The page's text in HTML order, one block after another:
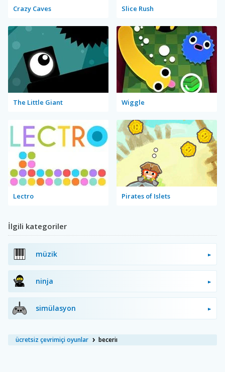
ücretsiz çevrimiçi oyunlar beceriı
Crazy Caves Slice Rush
The Little Giant Wiggle
Lectro Pirates of Islets
İlgili kategoriler
müzik
ninja
simülasyon